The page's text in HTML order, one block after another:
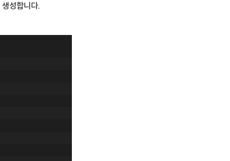
성합니다.